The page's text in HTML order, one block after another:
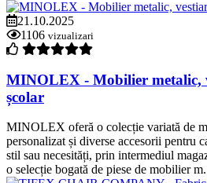
21.10.2025
1106 vizualizari
MINOLEX - Mobilier metalic,
școlar
MINOLEX oferă o colecție variată de
personalizat și diverse accesorii pentru
stil sau necesități, prin intermediul
o selecție bogată de piese de mobilier